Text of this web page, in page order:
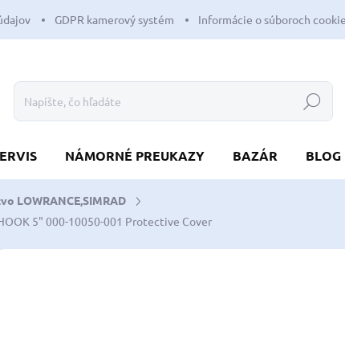
GDPR kamerový systém Informácie o súboroch
Hľadať
NÁMORNÉ PREUKAZY BAZÁR BLOG
LOWRANCE,SIMRAD
5" 000-10050-001 Protective Cover